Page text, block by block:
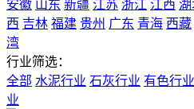
安徽 山东 新疆 江苏 浙江 江西 湖
西 吉林 福建 贵州 广东 青海 西藏
湾
行业筛选：
全部 水泥行业 石灰行业 有色行业
业